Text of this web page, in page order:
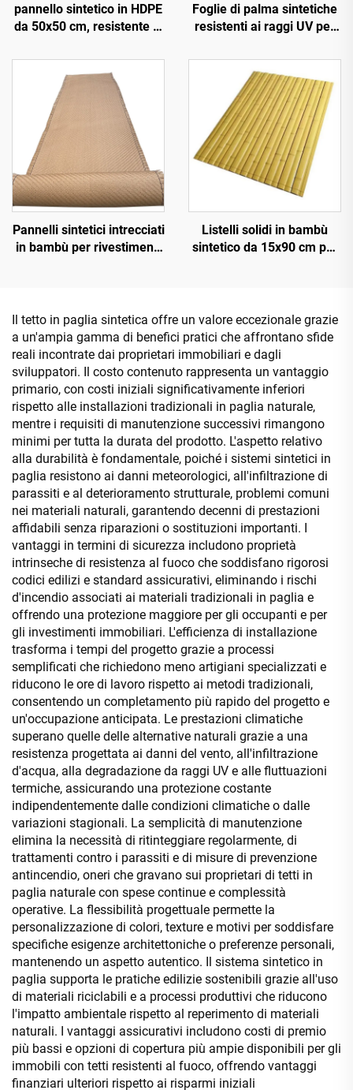
pannello sintetico in HDPE
da 50x50 cm, resistente ai
tetti di resort tropicali
Foglie di palma sintetiche
resistenti ai raggi UV per
esterna
Pannelli sintetici intrecciati
in bambù per rivestimenti
Listelli solidi in bambù
sintetico da 15x90 cm per
Il tetto in paglia sintetica offre un valore eccezionale grazie
a un'ampia gamma di benefici pratici che affrontano sfide
reali incontrate dai proprietari immobiliari e dagli
sviluppatori. Il costo contenuto rappresenta un vantaggio
primario, con costi iniziali significativamente inferiori
rispetto alle installazioni tradizionali in paglia naturale,
mentre i requisiti di manutenzione successivi rimangono
minimi per tutta la durata del prodotto. L'aspetto relativo
alla durabilità è fondamentale, poiché i sistemi sintetici in
paglia resistono ai danni meteorologici, all'infiltrazione di
parassiti e al deterioramento strutturale, problemi comuni
nei materiali naturali, garantendo decenni di prestazioni
affidabili senza riparazioni o sostituzioni importanti. I
vantaggi in termini di sicurezza includono proprietà
intrinseche di resistenza al fuoco che soddisfano rigorosi
codici edilizi e standard assicurativi, eliminando i rischi
d'incendio associati ai materiali tradizionali in paglia e
offrendo una protezione maggiore per gli occupanti e per
gli investimenti immobiliari. L'efficienza di installazione
trasforma i tempi del progetto grazie a processi
semplificati che richiedono meno artigiani specializzati e
riducono le ore di lavoro rispetto ai metodi tradizionali,
consentendo un completamento più rapido del progetto e
un'occupazione anticipata. Le prestazioni climatiche
superano quelle delle alternative naturali grazie a una
resistenza progettata ai danni del vento, all'infiltrazione
d'acqua, alla degradazione da raggi UV e alle fluttuazioni
termiche, assicurando una protezione costante
indipendentemente dalle condizioni climatiche o dalle
variazioni stagionali. La semplicità di manutenzione
elimina la necessità di ritinteggiare regolarmente, di
trattamenti contro i parassiti e di misure di prevenzione
antincendio, oneri che gravano sui proprietari di tetti in
paglia naturale con spese continue e complessità
operative. La flessibilità progettuale permette la
personalizzazione di colori, texture e motivi per soddisfare
specifiche esigenze architettoniche o preferenze personali,
mantenendo un aspetto autentico. Il sistema sintetico in
paglia supporta le pratiche edilizie sostenibili grazie all'uso
di materiali riciclabili e a processi produttivi che riducono
l'impatto ambientale rispetto al reperimento di materiali
naturali. I vantaggi assicurativi includono costi di premio
più bassi e opzioni di copertura più ampie disponibili per gli
immobili con tetti resistenti al fuoco, offrendo vantaggi
finanziari ulteriori rispetto ai risparmi iniziali